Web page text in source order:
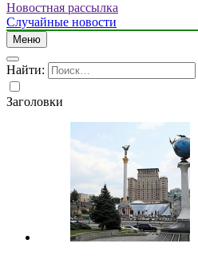
Новостная рассылка
Случайные новости
Меню
Найти:
Заголовки